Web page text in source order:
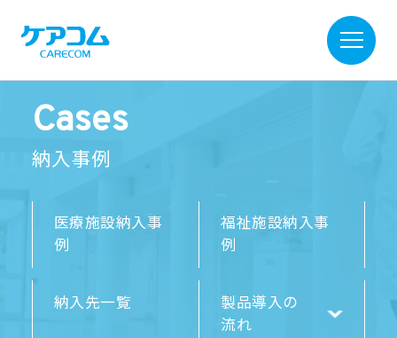
Cases
納入事例
医療施設納入事
例
福祉施設納入事
例
納入先一覧
製品導入の
流れ